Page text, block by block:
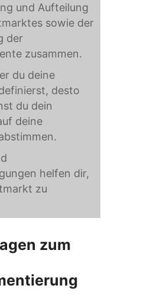
und Aufteilung
sowie der
der
zusammen.
du deine
desto
du dein
deine
helfen dir,
zu
zum